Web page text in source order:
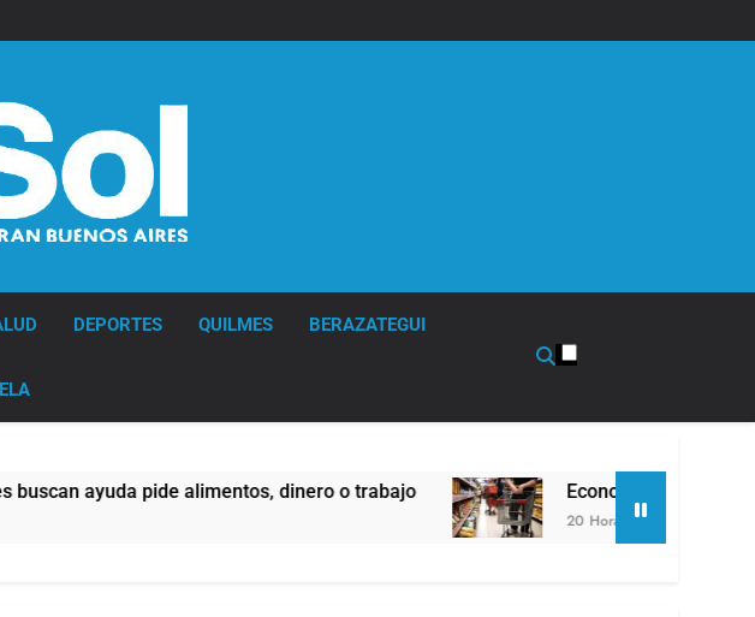
DEPORTES QUILMES BERAZATEGUI
alimentos, dinero o trabajo Economía en dos velocidades
20 Horas Atrás